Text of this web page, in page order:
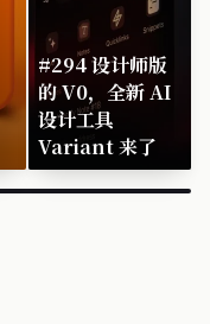
#294 设计师版
的 V0，全新 AI
设计工具
Variant 来了